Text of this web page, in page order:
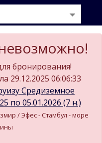
бронирования!
29.12.2025 06:06:33
Средиземное
по 05.01.2026 (7 н.)
/ Эфес - Стамбул - море